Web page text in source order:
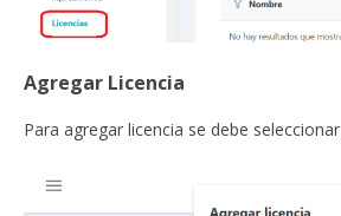
Agregar Licencia
Para agregar licencia se debe seleccionar